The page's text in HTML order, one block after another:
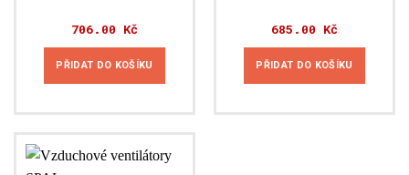
706.00 Kč
PŘIDAT DO KOŠÍKU
685.00 Kč
PŘIDAT DO KOŠÍKU